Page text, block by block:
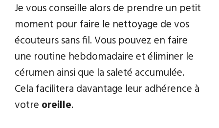
Je vous conseille alors de prendre un petit
moment pour faire le nettoyage de vos
écouteurs sans fil. Vous pouvez en faire
une routine hebdomadaire et éliminer le
cérumen ainsi que la saleté accumulée.
Cela facilitera davantage leur adhérence à
votre oreille.